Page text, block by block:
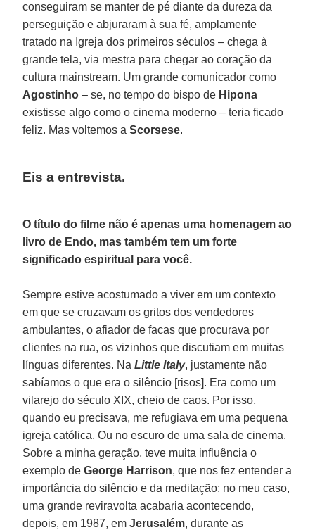
conseguiram se manter de pé diante da dureza da
perseguição e abjuraram à sua fé, amplamente
tratado na Igreja dos primeiros séculos – chega à
grande tela, via mestra para chegar ao coração da
cultura mainstream. Um grande comunicador como
Agostinho – se, no tempo do bispo de Hipona
existisse algo como o cinema moderno – teria ficado
feliz. Mas voltemos aScorsese.
Eis a entrevista.
O título do filme não é apenas uma homenagem ao
livro de Endo, mas também tem um forte
significado espiritual para você.
Sempre estive acostumado a viver em um contexto
em que se cruzavam os gritos dos vendedores
ambulantes, o afiador de facas que procurava por
clientes na rua, os vizinhos que discutiam em muitas
línguas diferentes. NaLittle Italy, justamente não
sabíamos o que era o silêncio [risos]. Era como um
vilarejo do século XIX, cheio de caos. Por isso,
quando eu precisava, me refugiava em uma pequena
igreja católica. Ou no escuro de uma sala de cinema.
Sobre a minha geração, teve muita influência o
exemplo deGeorge Harrison, que nos fez entender a
importância do silêncio e da meditação; no meu caso,
uma grande reviravolta acabaria acontecendo,
depois, em 1987, emJerusalém, durante as